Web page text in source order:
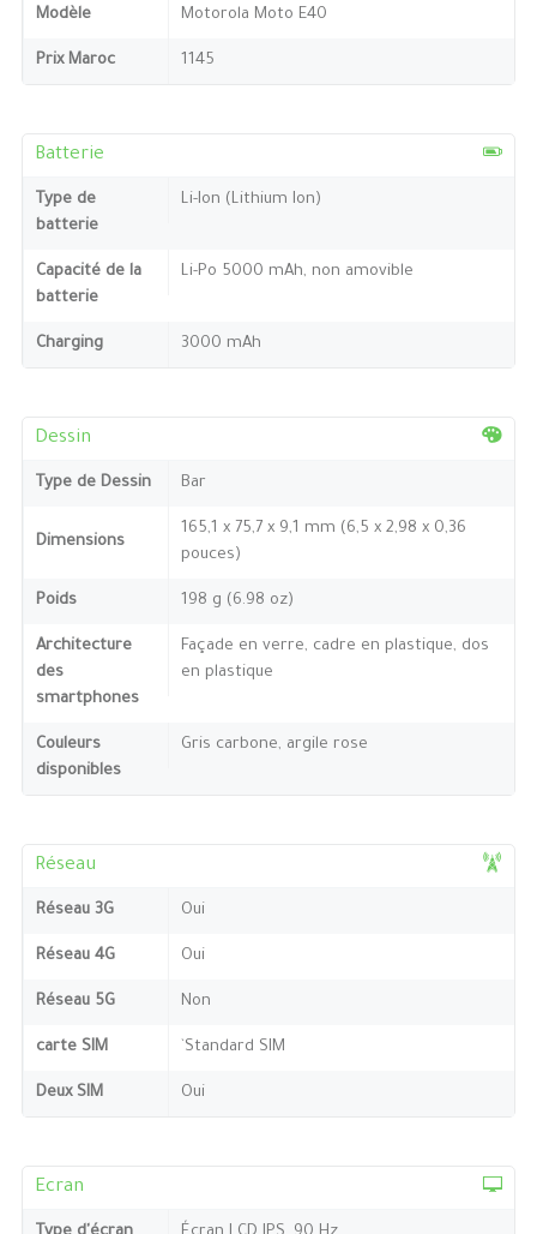
Modèle Motorola Moto E40
Prix Maroc 1145
Batterie
Type de
batterie
Li-Ion (Lithium Ion)
Capacité de la
batterie
Li-Po 5000 mAh, non amovible
Charging 3000 mAh
Dessin
Type de Dessin Bar
Dimensions
165,1 x 75,7 x 9,1 mm (6,5 x 2,98 x 0,36
pouces)
Poids 198 g (6.98 oz)
Architecture
des
smartphones
Façade en verre, cadre en plastique, dos
en plastique
Couleurs
disponibles
Gris carbone, argile rose
Réseau
Réseau 3G Oui
Réseau 4G Oui
Réseau 5G Non
carte SIM `Standard SIM
Deux SIM Oui
Ecran